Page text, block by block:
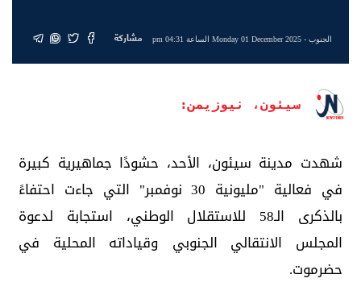
الجنوب- Monday 01 December 2025 الساعة 04:31 pm مشاركة
سيئون، نيوزيمن:
شهدت مدينة سيئون، الأحد، حشودًا جماهيرية كبيرة
في فعالية "مليونية 30 نوفمبر" التي جاءت احتفاءً
بالذكرى الـ58 للاستقلال الوطني، استجابة لدعوة
المجلس الانتقالي الجنوبي وقياداته المحلية في
حضرموت.